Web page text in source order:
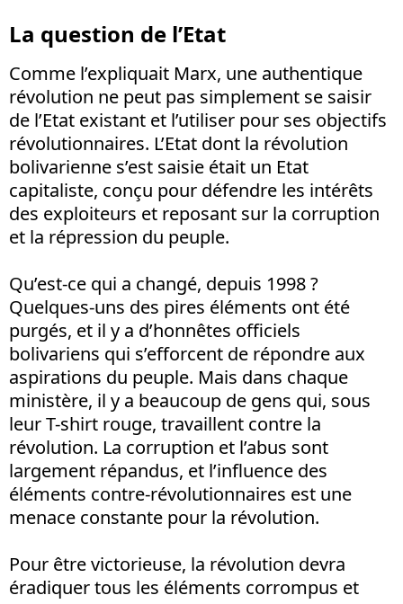
La question de l’Etat
Comme l’expliquait Marx, une authentique
révolution ne peut pas simplement se saisir
de l’Etat existant et l’utiliser pour ses objectifs
révolutionnaires. L’Etat dont la révolution
bolivarienne s’est saisie était un Etat
capitaliste, conçu pour défendre les intérêts
des exploiteurs et reposant sur la corruption
et la répression du peuple.
Qu’est-ce qui a changé, depuis 1998 ?
Quelques-uns des pires éléments ont été
purgés, et il y a d’honnêtes officiels
bolivariens qui s’efforcent de répondre aux
aspirations du peuple. Mais dans chaque
ministère, il y a beaucoup de gens qui, sous
leur T-shirt rouge, travaillent contre la
révolution. La corruption et l’abus sont
largement répandus, et l’influence des
éléments contre-révolutionnaires est une
menace constante pour la révolution.
Pour être victorieuse, la révolution devra
éradiquer tous les éléments corrompus et